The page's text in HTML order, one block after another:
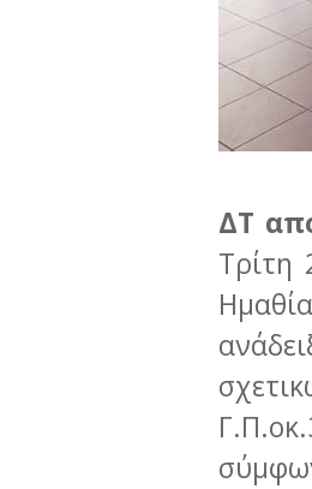
ΔΤ
Τρίτη